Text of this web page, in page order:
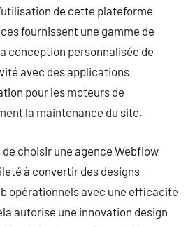
de cette plateforme
fournissent une gamme de
conception personnalisée de
avec des applications
pour les moteurs de
la maintenance du site.
choisir une agence Webflow
à convertir des designs
opérationnels avec une efficacité
autorise une innovation design